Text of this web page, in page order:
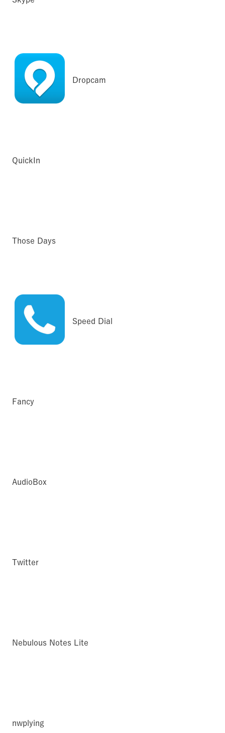
Dropcam
QuickIn
Those Days
Speed Dial
Fancy
AudioBox
Twitter
Nebulous Notes Lite
nwplying